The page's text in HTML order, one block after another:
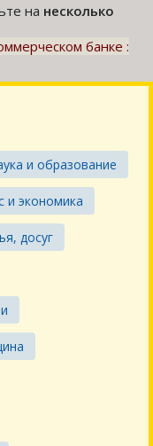
на несколько
банке :
и образование
и экономика
досуг